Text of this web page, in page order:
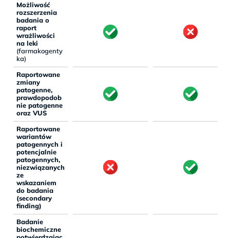
Możliwość
rozszerzenia
badania o
raport
wrażliwości
na leki
(farmakogenty
ka)
Raportowane
zmiany
patogenne,
prawdopodob
nie patogenne
oraz VUS
Raportowane
wariantów
patogennych i
potencjalnie
patogennych,
niezwiązanych
ze
wskazaniem
do badania
(secondary
finding)
Badanie
biochemiczne